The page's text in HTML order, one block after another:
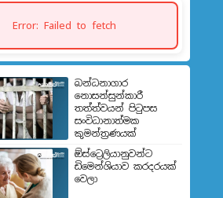
Error: Failed to fetch
බන්ධනාගාර
නොසන්සුන්කාරී
තත්ත්වයන් පිටුපස
සංවිධානාත්මක
කුමන්ත්‍රණයක්
ඕස්ට්‍රෙලියානුවන්ට
ඩිමෙන්ශියාව කරදරයක්
වෙලා